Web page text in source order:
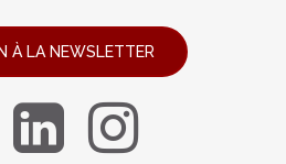
À LA NEWSLETTER